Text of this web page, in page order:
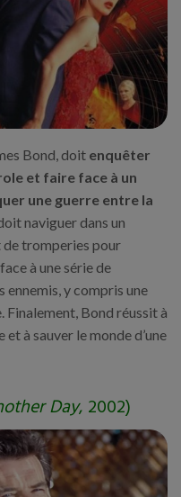
Bond, doit enquêter
et faire face à un
une guerre entre la
naviguer dans un
de tromperies pour
à une série de
y compris une
Finalement, Bond réussit à
à sauver le monde d’une
Day, 2002)